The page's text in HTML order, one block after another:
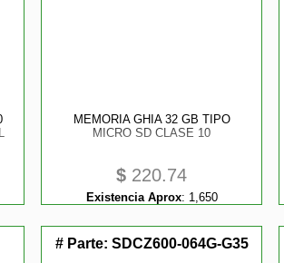
MEMORIA GHIA 32 GB TIPO
MICRO SD CLASE 10
$ 220.74
Existencia Aprox: 1,650
# Parte: SDCZ600-064G-G35